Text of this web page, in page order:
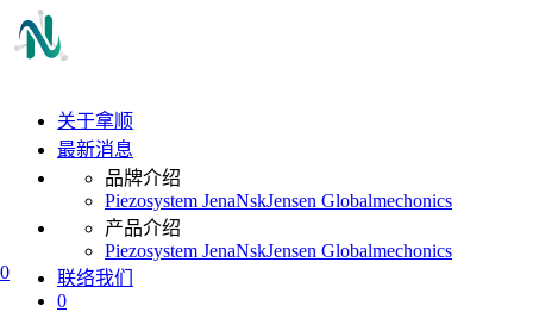
0
关于拿顺
最新消息
品牌介绍
Piezosystem JenaNskJensen Globalmechonics
产品介绍
Piezosystem JenaNskJensen Globalmechonics
联络我们
0